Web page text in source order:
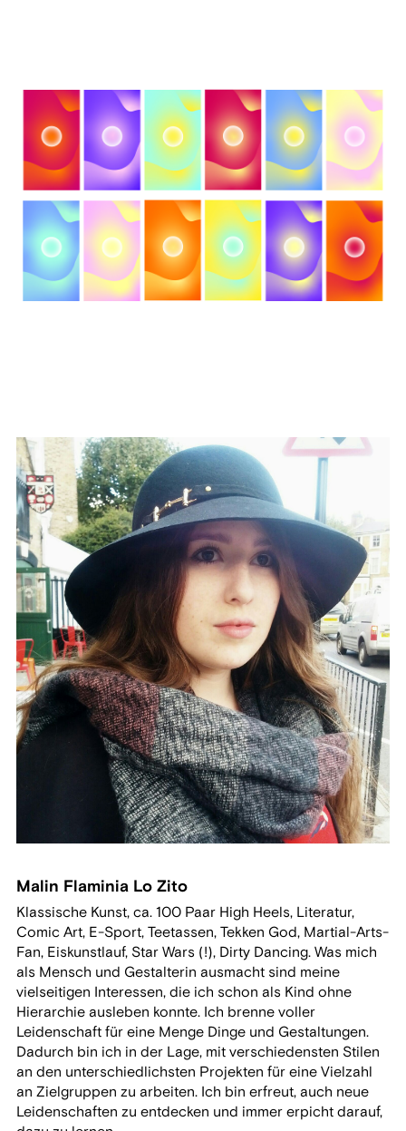
Malin Flaminia Lo Zito
Klassische Kunst, ca. 100 Paar High Heels, Literatur,
Comic Art, E-Sport, Teetassen, Tekken God, Martial-Arts-
Fan, Eiskunstlauf, Star Wars (!), Dirty Dancing. Was mich
als Mensch und Gestalterin ausmacht sind meine
vielseitigen Interessen, die ich schon als Kind ohne
Hierarchie ausleben konnte. Ich brenne voller
Leidenschaft für eine Menge Dinge und Gestaltungen.
Dadurch bin ich in der Lage, mit verschiedensten Stilen
an den unterschiedlichsten Projekten für eine Vielzahl
an Zielgruppen zu arbeiten. Ich bin erfreut, auch neue
Leidenschaften zu entdecken und immer erpicht darauf,